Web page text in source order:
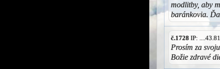
modlitby, aby
baránkovia.
č.1728 IP:
Prosím za
Božie zdravé